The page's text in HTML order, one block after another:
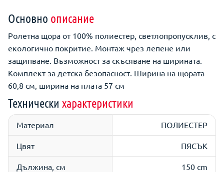
Основно описание
Ролетна щора от 100% полиестер, светлопропусклив, с
екологично покритие. Монтаж чрез лепене или
защипване. Възможност за скъсяване на ширината.
Комплект за детска безопасност. Ширина на щората
60,8 см, ширина на плата 57 см
Технически характеристики
Материал ПОЛИЕСТЕР
Цвят ПЯСЪК
Дължина, см 150 cm